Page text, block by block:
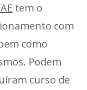
tem o
com
como
Podem
curso de